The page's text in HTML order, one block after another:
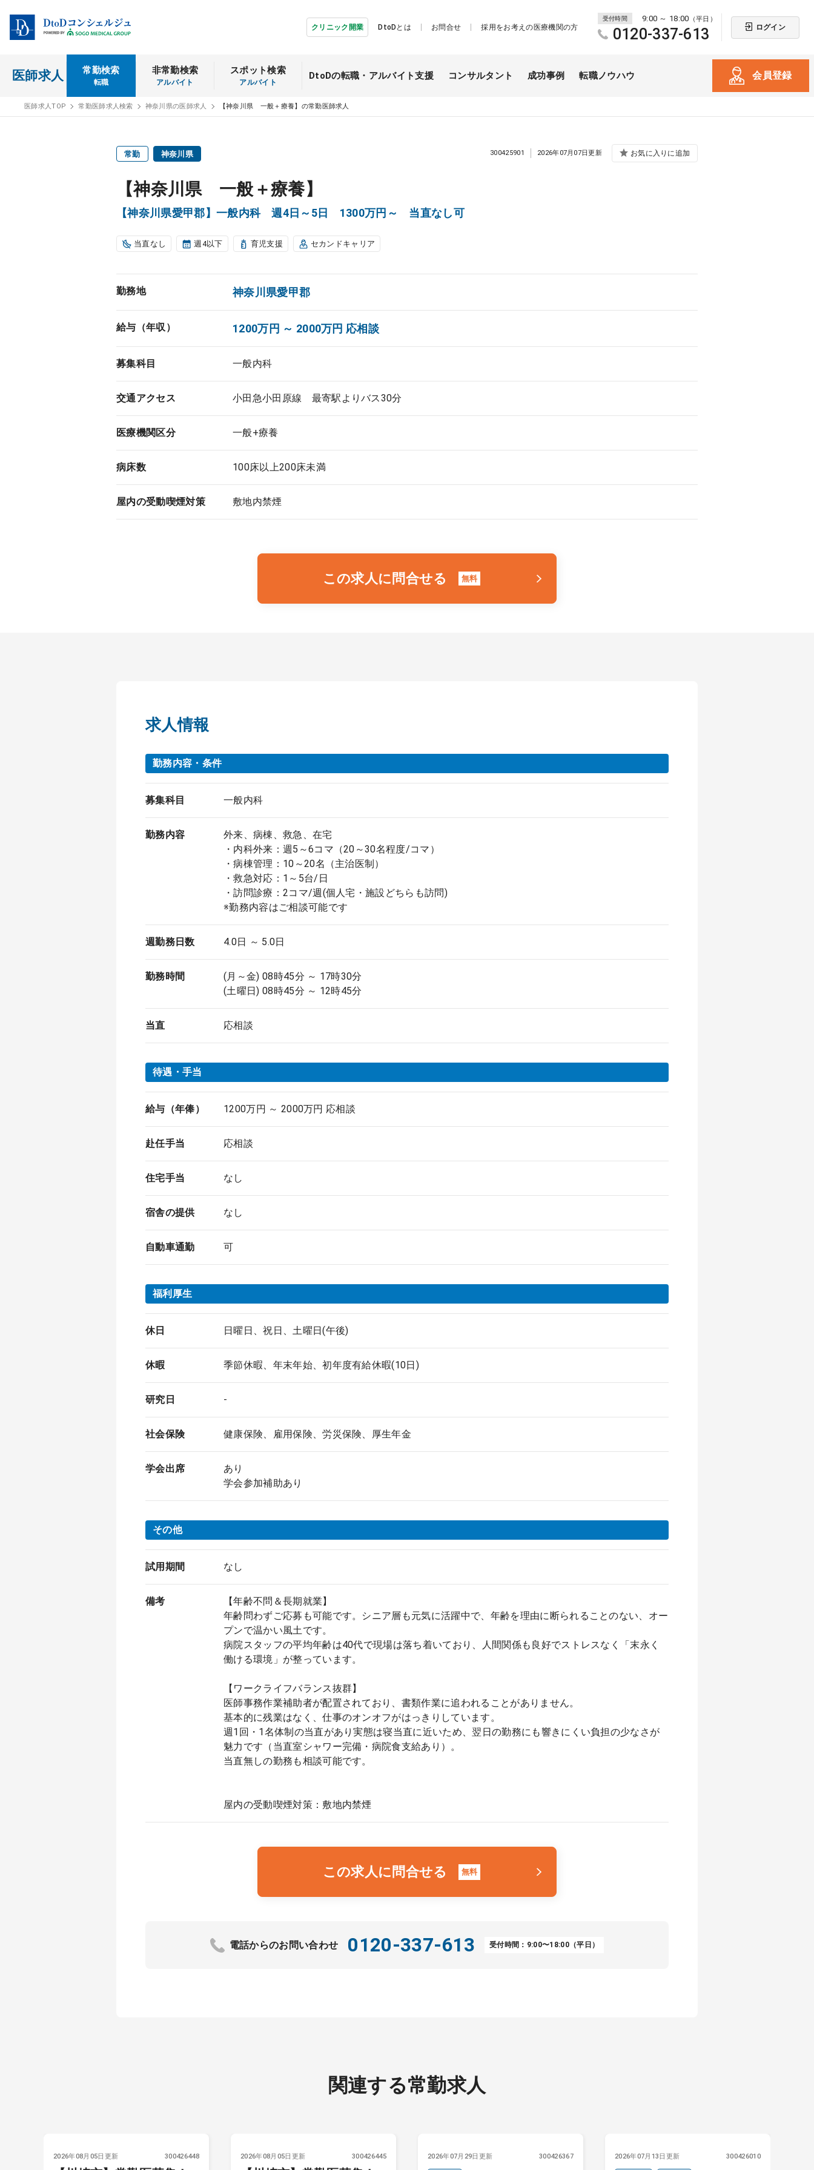
クリニック開業 DtoDとは お問合せ 採用をお考えの医療機関の方
受付時間 9:00 ～ 18:00 （平日）
0120-337-613 ログイン
医師求人 常勤検索
転職
非常勤検索
アルバイト
スポット検索
アルバイト
DtoDの転職・ アルバイト支援 コンサルタント 成功事例 転職ノウハウ 会員登録
医師求人TOP 常勤医師求人検索 神奈川県の医師求人 【神奈川県 一般＋療養】の常勤医師求人
常勤 神奈川県
【神奈川県 一般＋療養】
【神奈川県愛甲郡】一般内科 週4日～5日 1300万円～ 当直なし可
300425901 2026年07月07日更新 お気に入りに追加
当直なし 週4以下 育児支援 セカンドキャリア
勤務地 神奈川県愛甲郡
給与（年収） 1200万円 ～ 2000万円 応相談
募集科目 一般内科
交通アクセス 小田急小田原線 最寄駅よりバス30分
医療機関区分 一般+療養
病床数 100床以上200床未満
屋内の受動喫煙対策 敷地内禁煙
この求人に問合せる 無料
求人情報
勤務内容・条件
募集科目 一般内科
勤務内容
外来、病棟、救急、在宅
・内科外来：週5～6コマ（20～30名程度/コマ）
・病棟管理：10～20名（主治医制）
・救急対応：1～5台/日
・訪問診療：2コマ/週(個人宅・施設どちらも訪問)
※勤務内容はご相談可能です
週勤務日数 4.0日 ～ 5.0日
勤務時間
(月～金) 08時45分 ～ 17時30分
(土曜日) 08時45分 ～ 12時45分
当直 応相談
待遇・手当
給与（年俸） 1200万円 ～ 2000万円 応相談
赴任手当 応相談
住宅手当 なし
宿舎の提供 なし
自動車通勤 可
福利厚生
休日 日曜日、祝日、土曜日(午後)
休暇 季節休暇、年末年始、初年度有給休暇(10日)
研究日 -
社会保険 健康保険、雇用保険、労災保険、厚生年金
学会出席
あり
学会参加補助あり
その他
試用期間 なし
備考
【年齢不問＆長期就業】
年齢問わずご応募も可能です。シニア層も元気に活躍中で、年齢を理由に断られることのない、オー
プンで温かい風土です。
病院スタッフの平均年齢は40代で現場は落ち着いており、人間関係も良好でストレスなく「末永く
働ける環境」が整っています。
【ワークライフバランス抜群】
医師事務作業補助者が配置されており、書類作業に追われることがありません。
基本的に残業はなく、仕事のオンオフがはっきりしています。
週1回・1名体制の当直があり実態は寝当直に近いため、翌日の勤務にも響きにくい負担の少なさが
魅力です（当直室シャワー完備・病院食支給あり）。
当直無しの勤務も相談可能です。
屋内の受動喫煙対策：敷地内禁煙
この求人に問合せる 無料
電話からのお問い合わせ 0120-337-613 受付時間：9:00〜18:00（平日）
関連する常勤求人
2026年08月05日更新 300426448 2026年08月05日更新 300426445 2026年07月29日更新 300426367 2026年07月13日更新 300426010